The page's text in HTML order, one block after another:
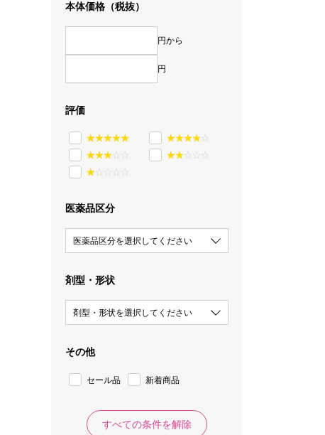
本体価格（税抜）
円から
円
評価
医薬品区分
医薬品区分を選択してください
剤型・形状
剤型・形状を選択してください
その他
セール品 新着商品
すべての条件を解除